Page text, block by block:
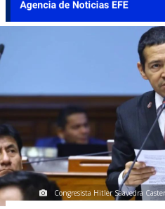
Congresista Hitler Saavedra